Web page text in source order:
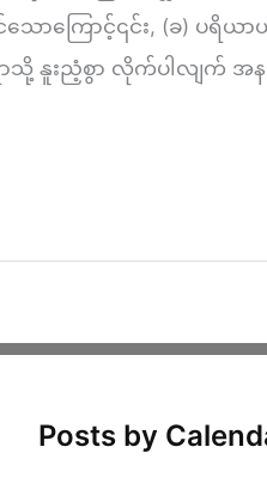
ကြောင့်၎င်း, (ခ) ပရိယာယ်
သို့ နူးညံ့စွာ လိုက်ပါလျက် အ
Posts by